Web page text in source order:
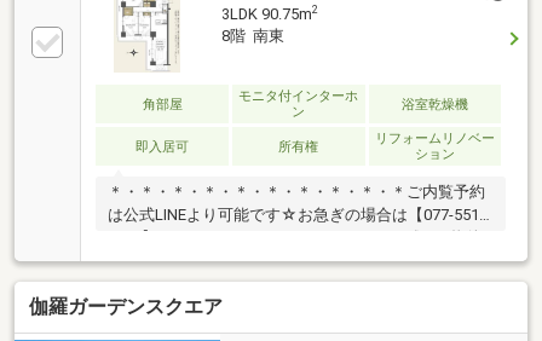
3LDK 90.75m2
8階 南東
角部屋
モニタ付インターホ
ン
浴室乾燥機
即入居可 所有権
リフォームリノベー
ション
＊・＊・＊・＊・＊・＊・＊・＊・＊・＊ご内覧予約
は公式LINEより可能です☆お急ぎの場合は【077-551-
の特徴》・JR栗東駅より徒歩4分！・新規リノベーシ
ョン物件♪ ⇒キッチン、浴室、洗面、トイレ新調
全居室クロス貼り替え フローリング張り替え
室内クリーニングなど・ペット飼育可
伽羅ガーデンスクエア